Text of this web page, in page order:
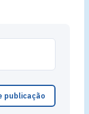
publicação